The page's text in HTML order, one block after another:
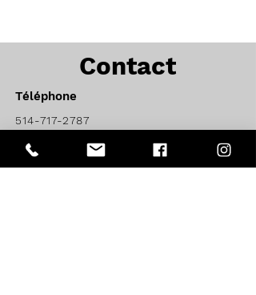
Contact
Téléphone
514-717-2787
Courriel
info@7sports.info